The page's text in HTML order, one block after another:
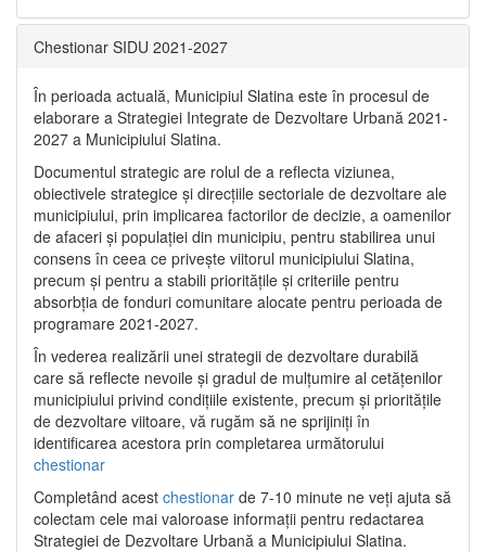
Chestionar SIDU 2021-2027
În perioada actuală, Municipiul Slatina este în procesul de
elaborare a Strategiei Integrate de Dezvoltare Urbană 2021‐
2027 a Municipiului Slatina.
Documentul strategic are rolul de a reflecta viziunea,
obiectivele strategice și direcțiile sectoriale de dezvoltare ale
municipiului, prin implicarea factorilor de decizie, a oamenilor
de afaceri și populației din municipiu, pentru stabilirea unui
consens în ceea ce privește viitorul municipiului Slatina,
precum și pentru a stabili prioritățile și criteriile pentru
absorbția de fonduri comunitare alocate pentru perioada de
programare 2021-2027.
În vederea realizării unei strategii de dezvoltare durabilă
care să reflecte nevoile și gradul de mulțumire al cetățenilor
municipiului privind condițiile existente, precum și prioritățile
de dezvoltare viitoare, vă rugăm să ne sprijiniți în
identificarea acestora prin completarea următorului
chestionar
Completând acest chestionar de 7-10 minute ne veți ajuta să
colectam cele mai valoroase informații pentru redactarea
Strategiei de Dezvoltare Urbană a Municipiului Slatina.